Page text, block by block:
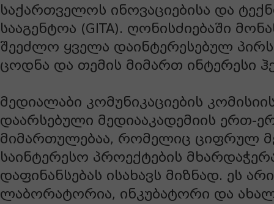
საქართველოს ინოვაციებისა და
სააგენტოა (GITA). ღონისძიებაში
შეეძლო ყველა დაინტერესებულ
ცოდნა და თემის მიმართ ინტერესი
მედიალაბი კომუნიკაციების
დაარსებული მედიააკადემიის ერთ-
მიმართულებაა, რომელიც ციფრულ
საინტერესო პროექტების
დაფინანსებას ისახავს მიზნად. ეს
ლაბორატორია, ინკუბატორი და